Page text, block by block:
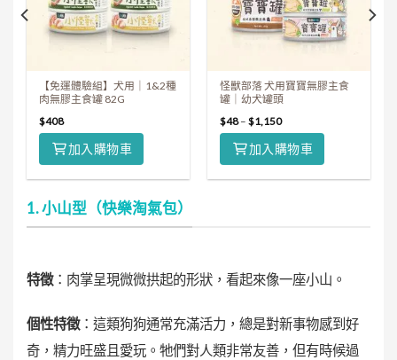
【免運體驗組】犬用｜1&2種
肉無膠主食罐 82G
$408
加入購物車
怪獸部落 犬用寶寶無膠主食
罐｜幼犬罐頭
$48–$1,150
加入購物車
1. 小山型（快樂淘氣包）
特徵：肉掌呈現微微拱起的形狀，看起來像一座小山。
個性特徵：這類狗狗通常充滿活力，總是對新事物感到好
奇，精力旺盛且愛玩。牠們對人類非常友善，但有時候過